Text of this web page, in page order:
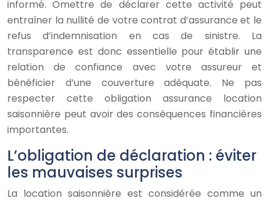
informé. Omettre de déclarer cette activité peut
entraîner la nullité de votre contrat d’assurance et le
refus d’indemnisation en cas de sinistre. La
transparence est donc essentielle pour établir une
relation de confiance avec votre assureur et
bénéficier d’une couverture adéquate. Ne pas
respecter cette obligation assurance location
saisonnière peut avoir des conséquences financières
importantes.
L’obligation de déclaration : éviter
les mauvaises surprises
La location saisonnière est considérée comme un